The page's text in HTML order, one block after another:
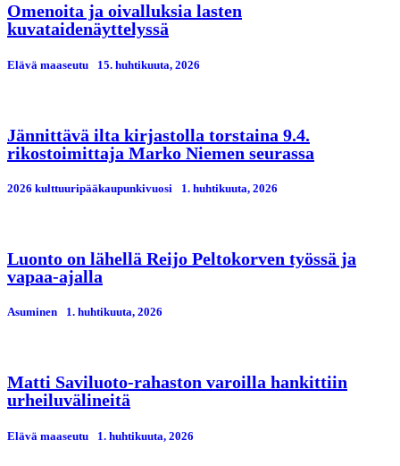
Omenoita ja oivalluksia lasten
kuvataidenäyttelyssä
Elävä maaseutu 15. huhtikuuta, 2026
Jännittävä ilta kirjastolla torstaina 9.4.
rikostoimittaja Marko Niemen seurassa
2026 kulttuuripääkaupunkivuosi 1. huhtikuuta, 2026
Luonto on lähellä Reijo Peltokorven työssä ja
vapaa-ajalla
Asuminen 1. huhtikuuta, 2026
Matti Saviluoto-rahaston varoilla hankittiin
urheiluvälineitä
Elävä maaseutu 1. huhtikuuta, 2026